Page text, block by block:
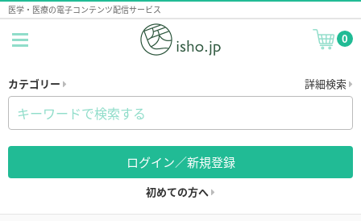
医学・医療の電子コンテンツ配信サービス
0
カテゴリー 詳細検索
ログイン／新規登録
初めての方へ